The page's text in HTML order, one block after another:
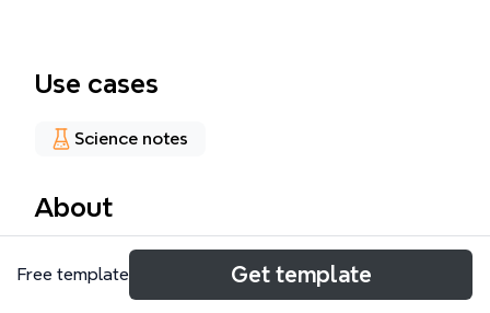
Use cases
Science notes
About
Este mapa mental de CPU compara 8 procesadores
de INTEL, AMD y NVIDIA, detallando para cada uno
Free template Get template